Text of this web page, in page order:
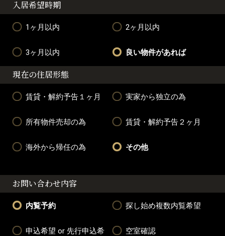
入居希望時期
1ヶ月以内 2ヶ月以内
3ヶ月以内 良い物件があれば
現在の住居形態
賃貸・解約予告１ヶ月 実家から独立の為
所有物件売却の為 賃貸・解約予告２ヶ月
海外から帰任の為 その他
お問い合わせ内容
内覧予約 探し始め複数内覧希望
申込希望 or 先行申込希
空室確認